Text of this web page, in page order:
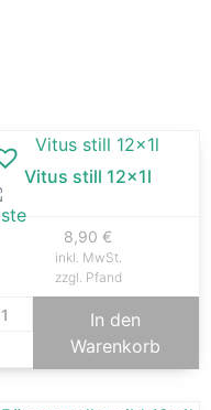
Vitus still 12x1l
8,90 €
inkl. MwSt.
zzgl. Pfand
In den
Warenkorb